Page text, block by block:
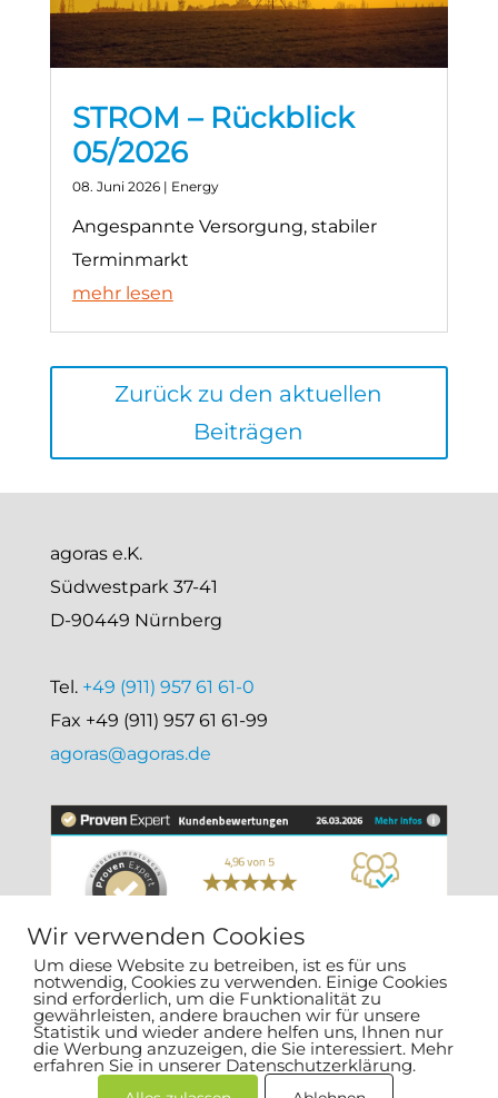
STROM – Rückblick
05/2026
08. Juni 2026| Energy
Angespannte Versorgung, stabiler
Terminmarkt
mehr lesen
Zurück zu den aktuellen
Beiträgen
agoras e.K.
Südwestpark 37-41
D-90449 Nürnberg
Tel. +49 (911) 957 61 61-0
Fax +49 (911) 957 61 61-99
agoras@agoras.de
Wir verwenden Cookies
Um diese Website zu betreiben, ist es für uns
notwendig, Cookies zu verwenden. Einige Cookies
sind erforderlich, um die Funktionalität zu
gewährleisten, andere brauchen wir für unsere
Statistik und wieder andere helfen uns, Ihnen nur
die Werbung anzuzeigen, die Sie interessiert. Mehr
erfahren Sie in unserer Datenschutzerklärung.